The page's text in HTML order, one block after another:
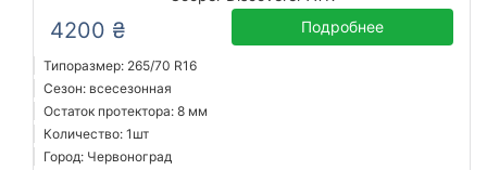
4200 ₴ Подробнее
Типоразмер: 265/70 R16
Сезон: всесезонная
Остаток протектора: 8 мм
Количество: 1шт
Город: Червоноград